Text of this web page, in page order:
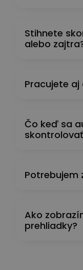
Stihnete
alebo
Pracujete aj
Čo keď sa
Potrebujem
Ako
prehliadky?